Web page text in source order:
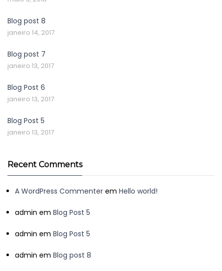
Blog post 8
janeiro 14, 2017
Blog post 7
janeiro 13, 2017
Blog Post 6
janeiro 13, 2017
Blog Post 5
janeiro 13, 2017
Recent Comments
A WordPress Commenter em Hello world!
admin em Blog Post 5
admin em Blog Post 5
admin em Blog post 8